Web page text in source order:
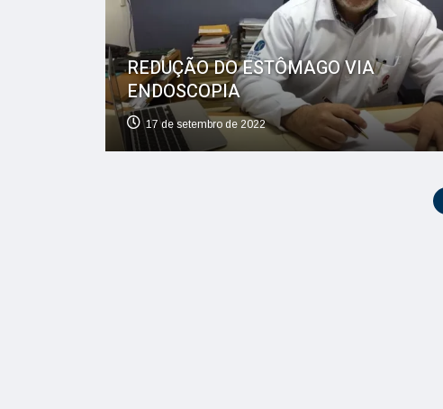
REDUÇÃO DO ESTÔMAGO VIA
ENDOSCOPIA
17 de setembro de 2022